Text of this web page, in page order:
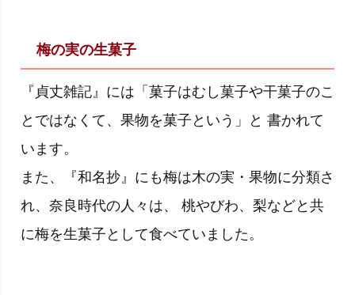
梅の実の生菓子
『貞丈雑記』には「菓子はむし菓子や干菓子のこ
とではなくて、果物を菓子という」と 書かれて
います。
また、『和名抄』にも梅は木の実・果物に分類さ
れ、奈良時代の人々は、 桃やびわ、梨などと共
に梅を生菓子として食べていました。